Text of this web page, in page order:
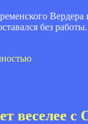
без работы.
веселее с